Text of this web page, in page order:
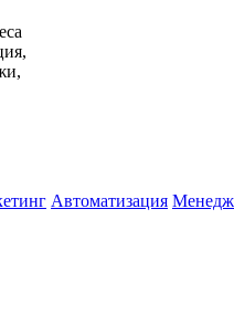
Автоматизация